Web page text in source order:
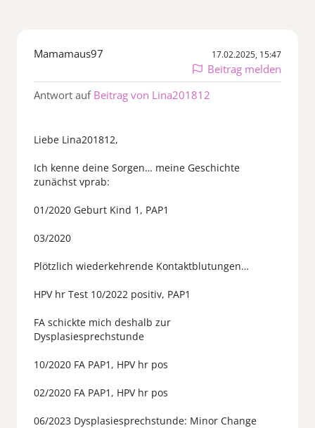
Mamamaus97 17.02.2025, 15:47
Beitrag melden
Antwort auf Beitrag von Lina201812
Liebe Lina201812,
Ich kenne deine Sorgen… meine Geschichte
zunächst vprab:
01/2020 Geburt Kind 1, PAP1
03/2020
Plötzlich wiederkehrende Kontaktblutungen…
HPV hr Test 10/2022 positiv, PAP1
FA schickte mich deshalb zur
Dysplasiesprechstunde
10/2020 FA PAP1, HPV hr pos
02/2020 FA PAP1, HPV hr pos
06/2023 Dysplasiesprechstunde: Minor Change